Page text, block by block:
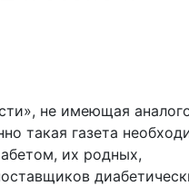
не имеющая
такая газета
их родных,